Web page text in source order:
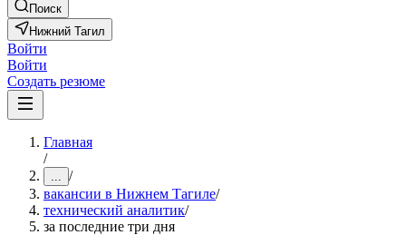
Поиск
Нижний Тагил
Войти
Войти
Создать резюме
Главная
/
... /
вакансии в Нижнем Тагиле/
технический аналитик/
за последние три дня